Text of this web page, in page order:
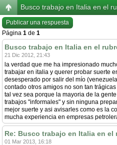
Busco trabajo en Italia en el
Publicar una respuesta
Página 1 de 1
Busco trabajo en Italia en el
21 Dic 2012, 21:43
la verdad que me ha impresionado
trabajar en italia y querer probar suerte
desesperado por salir del mío
contado otros amigos no son tan
tal vez sea porque la mayoria de la
trabajos "informales" y sin ninguna
mejor suerte y asi avisarles como es la
mucha experiencia en empresas
Re: Busco trabajo en Italia en el
01 Mar 2013, 16:18